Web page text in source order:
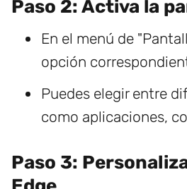
Paso 2: Activa la
En el menú de
opción
Puedes elegir entre
como aplicaciones,
Paso 3: